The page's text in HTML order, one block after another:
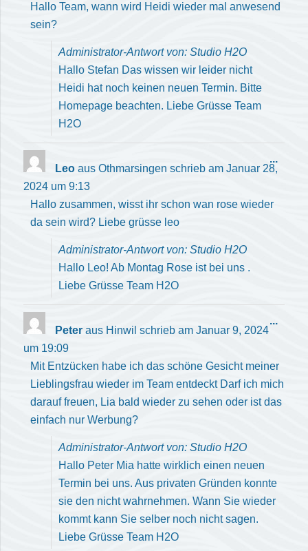
Hallo Team, wann wird Heidi wieder mal anwesend
sein?
Administrator-Antwort von: Studio H2O
Hallo Stefan Das wissen wir leider nicht
Heidi hat noch keinen neuen Termin. Bitte
Homepage beachten. Liebe Grüsse Team
H2O
ein-/
Leo aus Othmarsingen schrieb am Januar 28,
2024 um 9:13
Hallo zusammen, wisst ihr schon wan rose wieder
da sein wird? Liebe grüsse leo
Administrator-Antwort von: Studio H2O
Hallo Leo! Ab Montag Rose ist bei uns .
Liebe Grüsse Team H2O
...
Peter aus Hinwil schrieb am Januar 9, 2024
um 19:09
Mit Entzücken habe ich das schöne Gesicht meiner
Lieblingsfrau wieder im Team entdeckt Darf ich mich
darauf freuen, Lia bald wieder zu sehen oder ist das
einfach nur Werbung?
Administrator-Antwort von: Studio H2O
Hallo Peter Mia hatte wirklich einen neuen
Termin bei uns. Aus privaten Gründen konnte
sie den nicht wahrnehmen. Wann Sie wieder
kommt kann Sie selber noch nicht sagen.
Liebe Grüsse Team H2O
...